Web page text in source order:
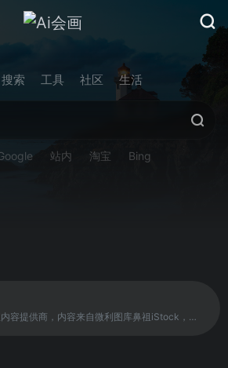
搜索 工具 社区 生活
站内 淘宝 Bing
Veer是一家版权内容提供商，内容来自微利图库鼻祖iStock，拥有亿级优质图片资源，包含图片、插画、矢量图、设计素材等，100%正版，单张低至4元，永久商用使用权；目前拥有25万供图者，每天有近10万张高清图片入库，需求商业正版高清图片素材网站，就到Veer图库。